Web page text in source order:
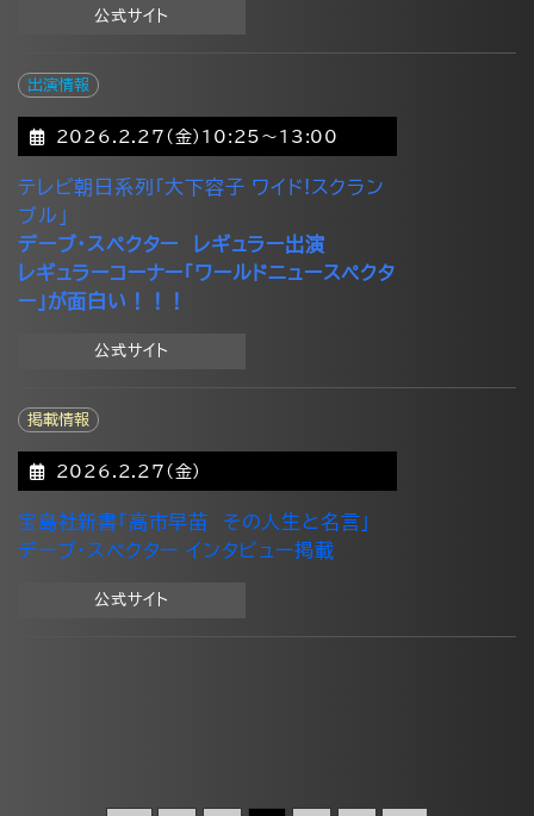
公式サイト
出演情報
2026.2.27(金)10:25～13:00
テレビ朝日系列「大下容子 ワイド!スクラン
ブル」
デーブ・スペクター レギュラー出演
レギュラーコーナー「ワールドニュースペクタ
ー」が面白い！！！
公式サイト
掲載情報
2026.2.27(金)
宝島社新書「高市早苗 その人生と名言」
デーブ・スペクター インタビュー掲載
公式サイト